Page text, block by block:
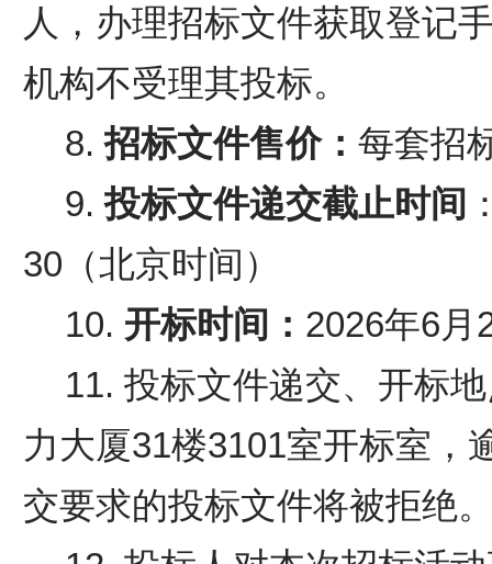
人，办理招标文件获取登记
机构不受理其投标。
8.招标文件售价： 每套招
9.投标文件递交截止时间
30（北京时间）
10. 开标时间： 2026年6月
11. 投标文件递交、开标
力大厦31楼3101室开标室，
交要求的投标文件将被拒绝